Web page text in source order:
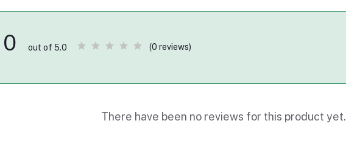
0 out of 5.0 (0 reviews)
There have been no reviews for this product yet.